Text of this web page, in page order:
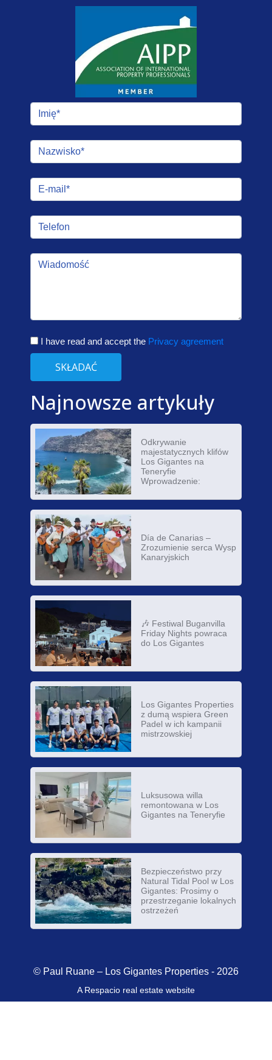
I have read and accept the Privacy agreement
SKŁADAĆ
Najnowsze artykuły
Odkrywanie
majestatycznych klifów
Los Gigantes na
Teneryfie
Wprowadzenie:
Día de Canarias –
Zrozumienie serca Wysp
Kanaryjskich
🎶 Festiwal Buganvilla
Friday Nights powraca
do Los Gigantes
Los Gigantes Properties
z dumą wspiera Green
Padel w ich kampanii
mistrzowskiej
Luksusowa willa
remontowana w Los
Gigantes na Teneryfie
Bezpieczeństwo przy
Natural Tidal Pool w Los
Gigantes: Prosimy o
przestrzeganie lokalnych
ostrzeżeń
© Paul Ruane – Los Gigantes Properties - 2026
A Respacio real estate website